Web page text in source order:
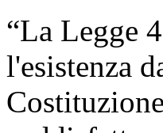
“La Legge
l'esistenza